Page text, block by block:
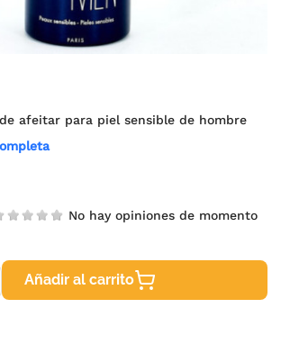
afeitar para piel sensible de hombre
No hay opiniones de momento
Añadir al carrito